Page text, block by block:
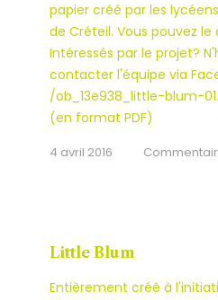
papier créé par les
de Créteil. Vous pouvez le
Intéressés par le projet?
contacter l'équipe via
/ob_13e938_little-blum-
(en format PDF)
4 avril 2016
Little Blum
Entièrement créé à